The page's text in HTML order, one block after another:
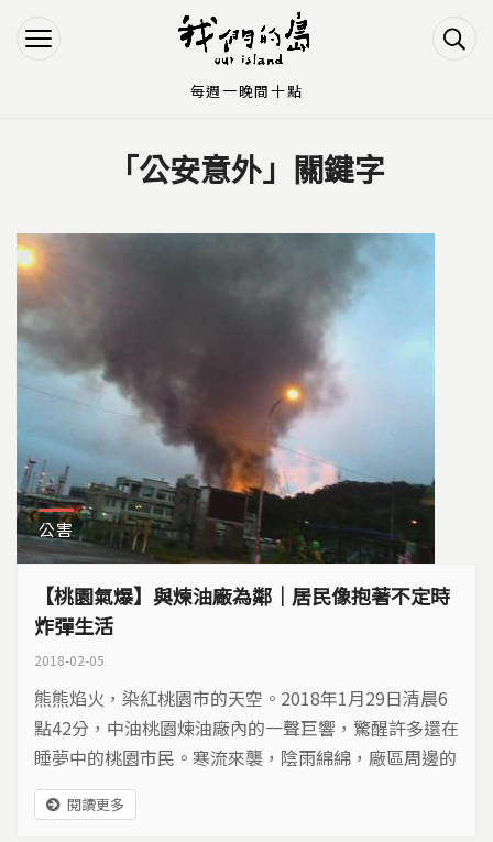
Jump to Navigation
Jump to Main content
「公安意外」關鍵字
公害
【桃園氣爆】與煉油廠為鄰｜居民像抱著不定時
炸彈生活
2018-02-05
熊熊焰火，染紅桃園市的天空。2018年1月29日清晨6
點42分，中油桃園煉油廠內的一聲巨響，驚醒許多還在
睡夢中的桃園市民。寒流來襲，陰雨綿綿，廠區周邊的
居民卻滿腹怒火，頂著風雨聚集在廠區大門前，訴說他
們心中的恐懼。
閱讀更多
每週一晚間十點